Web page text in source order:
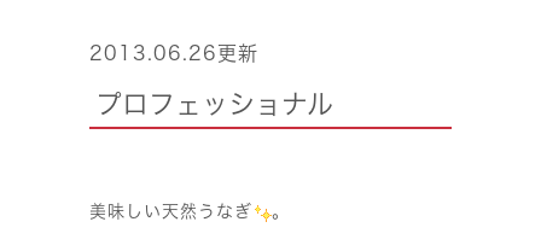
2013.06.26更新
プロフェッショナル
美味しい天然うなぎ 。